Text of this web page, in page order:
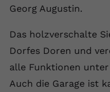
Georg Augustin.
Das holzverschalte
Dorfes Doren und
alle Funktionen
Auch die Garage ist